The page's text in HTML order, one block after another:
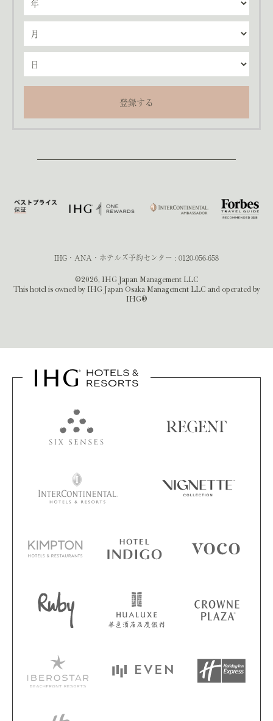
登録する
IHG・ANA・ホテルズ予約センター : 0120-056-658
©2026, IHG Japan Management LLC
This hotel is owned by IHG Japan Osaka Management LLC and operated by
IHG®